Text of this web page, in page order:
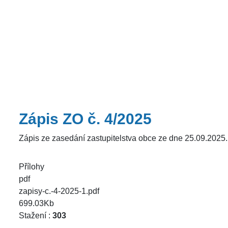
Zápis ZO č. 4/2025
Zápis ze zasedání zastupitelstva obce ze dne 25.09.2025.
Přílohy
pdf
zapisy-c.-4-2025-1.pdf
699.03Kb
Stažení : 303